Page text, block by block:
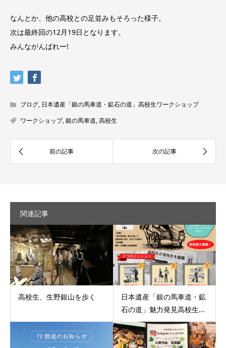
なんとか、他の高校との足並みもそろった様子。
次は最終回の12月19日となります。
みんながんばれー!
ブログ, 日本遺産「銀の馬車道・鉱石の道」高校生ワークショップ
ワークショップ,銀の馬車道,高校生
関連記事
高校生、生野銀山を歩く
日本遺産「銀の馬車道・鉱
石の道」魅力発見高校生...